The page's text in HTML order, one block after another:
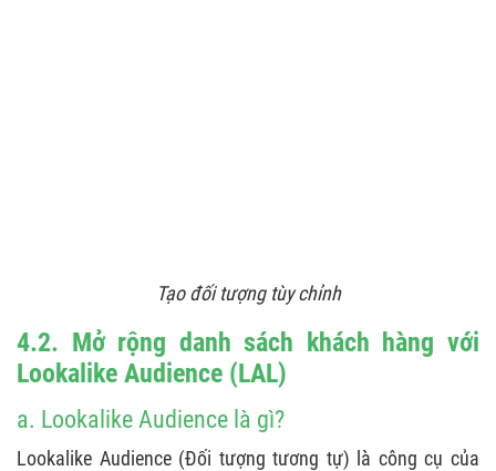
Tạo đối tượng tùy chỉnh
4.2. Mở rộng danh sách khách hàng với
Lookalike Audience (LAL)
a. Lookalike Audience là gì?
Lookalike Audience (Đối tượng tương tự) là công cụ của